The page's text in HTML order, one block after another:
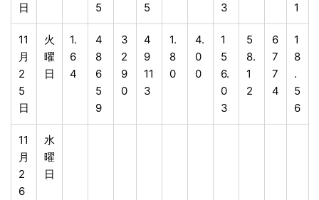
日
5
5
3
1
11
月
2
5
日
火
曜
日
1.
6
4
4
8
6
5
9
3
2
9
0
4
9
11
3
1.
8
0
4.
0
0
1
5
6.
0
3
5
8.
1
2
6
7
7
4
1
8
.
5
6
11
月
2
6
水
曜
日